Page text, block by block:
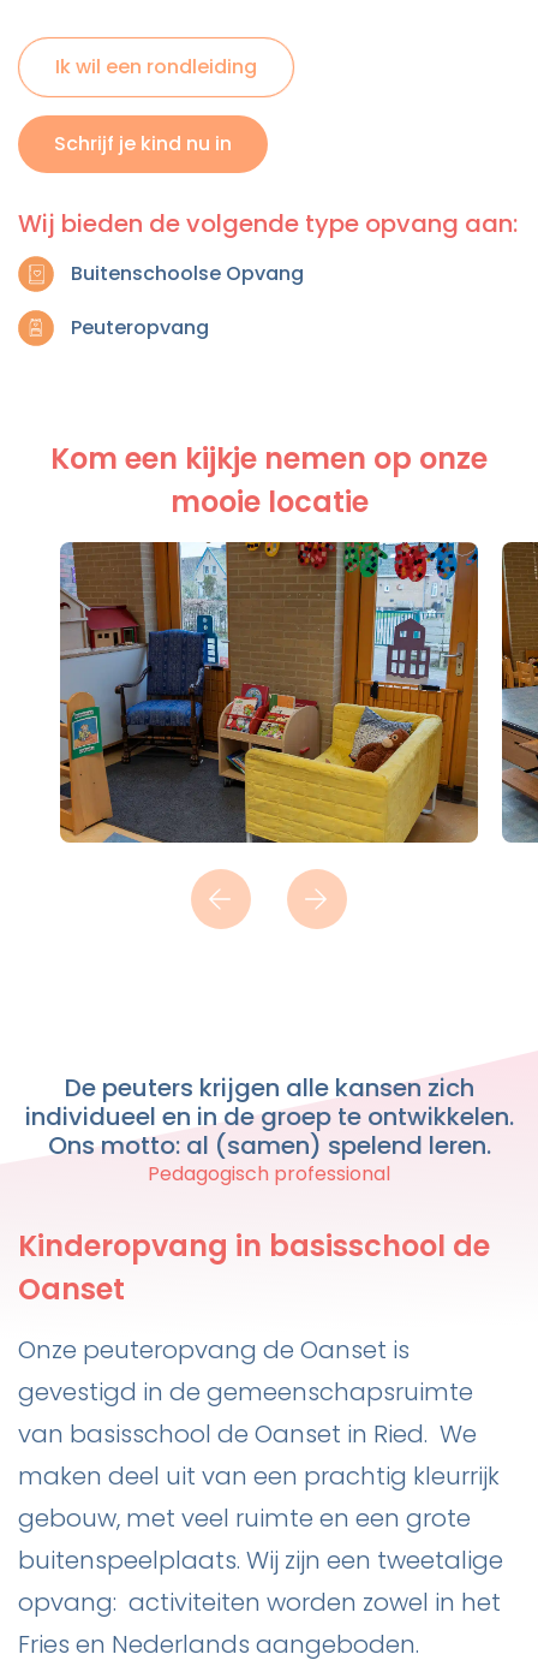
Ik wil een rondleiding
Schrijf je kind nu in
Wij bieden de volgende type opvang aan:
Buitenschoolse Opvang
Peuteropvang
Kom een kijkje nemen op onze
mooie locatie
De peuters krijgen alle kansen zich
individueel en in de groep te ontwikkelen.
Ons motto: al (samen) spelend leren.
Pedagogisch professional
Kinderopvang in basisschool de
Oanset
Onze peuteropvang de Oanset is
gevestigd in de gemeenschapsruimte
van basisschool de Oanset in Ried. We
maken deel uit van een prachtig kleurrijk
gebouw, met veel ruimte en een grote
buitenspeelplaats. Wij zijn een tweetalige
opvang: activiteiten worden zowel in het
Fries en Nederlands aangeboden.